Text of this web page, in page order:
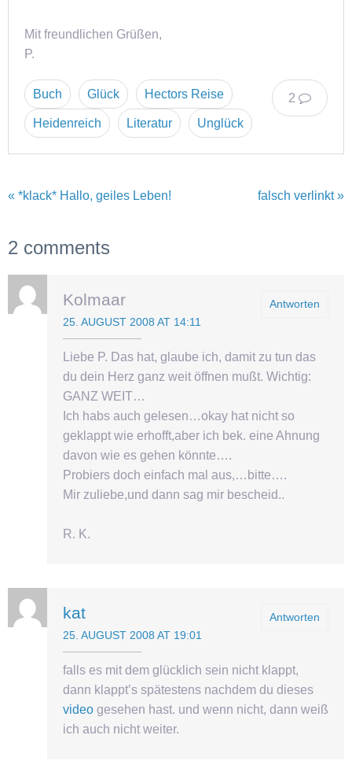
Mit freundlichen Grüßen,
P.
2
Buch Glück Hectors Reise
Heidenreich Literatur Unglück
« *klack* Hallo, geiles Leben! falsch verlinkt »
2 comments
Antworten
Kolmaar
25. AUGUST 2008 AT 14:11
Liebe P. Das hat, glaube ich, damit zu tun das
du dein Herz ganz weit öffnen mußt. Wichtig:
GANZ WEIT…
Ich habs auch gelesen…okay hat nicht so
geklappt wie erhofft,aber ich bek. eine Ahnung
davon wie es gehen könnte….
Probiers doch einfach mal aus,…bitte….
Mir zuliebe,und dann sag mir bescheid..
R. K.
Antworten
kat
25. AUGUST 2008 AT 19:01
falls es mit dem glücklich sein nicht klappt,
dann klappt’s spätestens nachdem du dieses
video gesehen hast. und wenn nicht, dann weiß
ich auch nicht weiter.